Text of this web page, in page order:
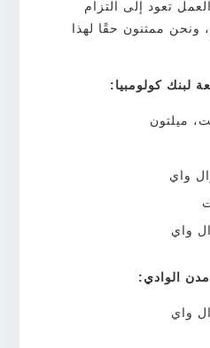
تعود إلى التزام
ونحن ممتنون حقًا لهذا
لبنك كولومبيا:
الوادي: